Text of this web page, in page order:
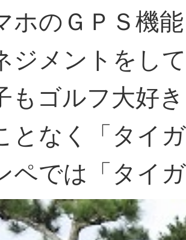
ホのＧＰＳ機
ジメントをし
もゴルフ大好
となく「タイ
ペでは「タイ